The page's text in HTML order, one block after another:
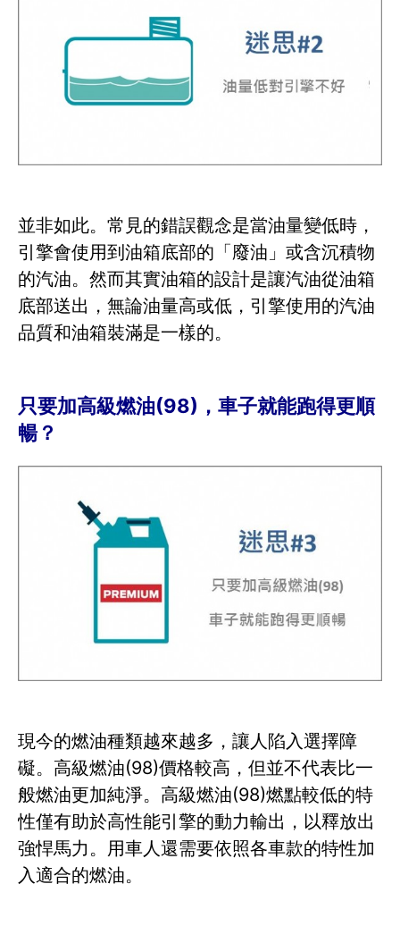
並非如此。常見的錯誤觀念是當油量變低時，
引擎會使用到油箱底部的「廢油」或含沉積物
的汽油。然而其實油箱的設計是讓汽油從油箱
底部送出，無論油量高或低，引擎使用的汽油
品質和油箱裝滿是一樣的。
只要加高級燃油(98)，車子就能跑得更順
暢？
現今的燃油種類越來越多，讓人陷入選擇障
礙。高級燃油(98)價格較高，但並不代表比一
般燃油更加純淨。高級燃油(98)燃點較低的特
性僅有助於高性能引擎的動力輸出，以釋放出
強悍馬力。用車人還需要依照各車款的特性加
入適合的燃油。